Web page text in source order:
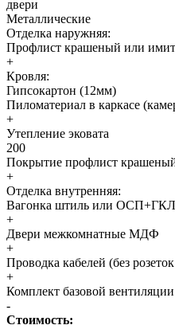
двери
Металлические
Отделка наружняя:
Профлист крашеный или
+
Кровля:
Гипсокартон (12мм)
Пиломатериал в каркасе
+
Утепление эковата
200
Покрытие профлист
+
Отделка внутренняя:
Вагонка штиль или ОСП+ГКЛ
+
Двери межкомнатные МДФ
+
Проводка кабелей (без
+
Комплект базовой вентиляции
-
Стоимость: